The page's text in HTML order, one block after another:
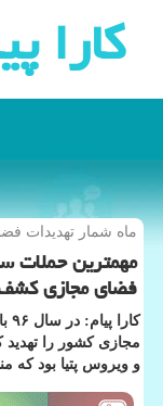
كارا
ماه شمار تهدیدات
فضای مجازی
مجازی كشور را تهدید
و ویروس پتیا بود كه